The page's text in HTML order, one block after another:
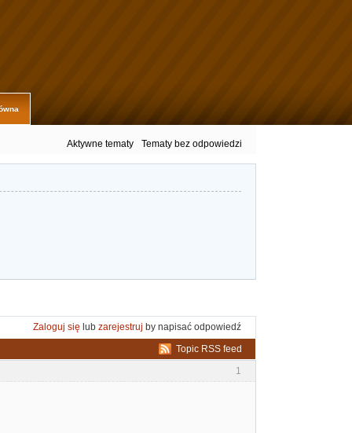
Aktywne tematy Tematy bez odpowiedzi
Zaloguj się lub zarejestruj by napisać odpowiedź
Topic RSS feed
1